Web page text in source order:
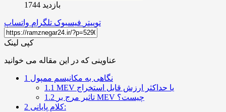
بازدید 1744
توییتر فیسبوک تلگرام واتساپ
کپی لینک
عناوینی که در این مقاله می خوانید
1 نگاهی به مکانیسم ممپول
1.1
MEV یا حداکثر ارزش قابل استخراج
1.2
تاثیر مرج بر MEV چیست؟
2
کلام پایانی: